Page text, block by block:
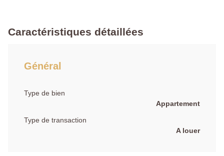
Caractéristiques détaillées
Général
Type de bien
Appartement
Type de transaction
A louer